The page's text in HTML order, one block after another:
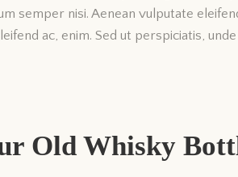
semper nisi. Aenean vulputate
ac, enim. Sed ut perspiciatis,
Old Whisky